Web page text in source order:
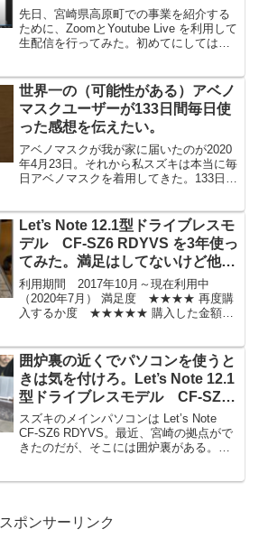
先日、宮崎県高原町での事業を紹介する
ために、ZoomとYoutube Live を利用して
生配信を行ってみた。初めてにしては上
く。今後同様に行う人のためになります
ように...
世界一の（可能性がある）アベノ
マスクユーザーが133日間毎日使
った感想を伝えたい。
アベノマスクが我が家に届いたのが2020
年4月23日。それから私スズキは本当に毎
日アベノマスクを着用してきた。133日に
た。私の知り合いで、アベノマスクを着
用している人を...
Let’s Note 12.1型ドライブレスモ
デル CF-SZ6 RDYVS を3年使っ
てみた。満足はしてないけど他に
選択肢がない。
利用期間 2017年10月～現在利用中
（2020年7月） 満足度 ★★★★ 再度購
入するか度 ★★★★★ 購入した金額
長期にわたって利用する傾向のある（モ
ノが捨...
囲炉裏の近くでパソコンを使うと
きは気を付けろ。Let’s Note 12.1
型ドライブレスモデル CF-SZ6
RDYVS を掃除する。
スズキのメインパソコンは Let’s Note
CF-SZ6 RDYVS。最近、宮崎の拠点がで
きたのだが、そこには囲炉裏がある。囲
スポンサーリンク